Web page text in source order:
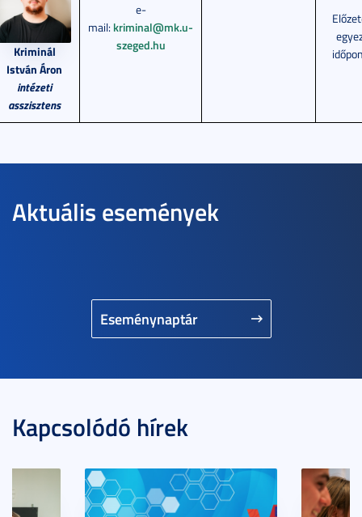
Kriminál
István Áron
intézeti
asszisztens
e-
mail: kriminal@mk.u-
szeged.hu
Aktuális események
Eseménynaptár
Kapcsolódó hírek